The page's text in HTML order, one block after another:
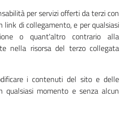
per servizi offerti da terzi con
di collegamento, e per qualsiasi
o quant'altro contrario alla
nella risorsa del terzo collegata
i contenuti del sito e delle
qualsiasi momento e senza alcun